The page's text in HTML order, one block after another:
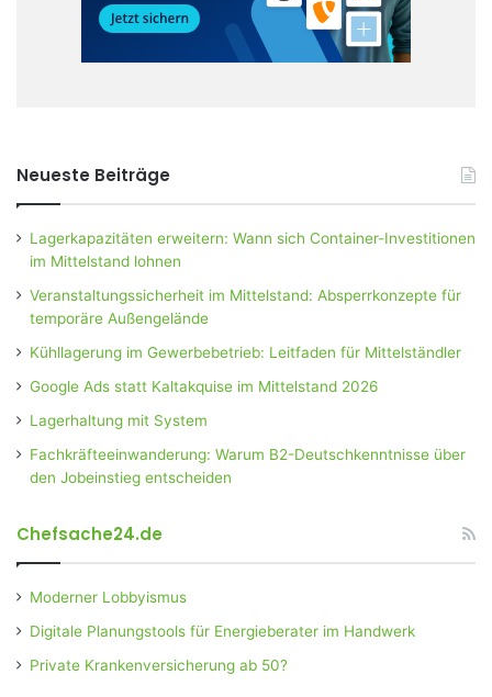
Neueste Beiträge
Lagerkapazitäten erweitern: Wann sich Container-Investitionen
im Mittelstand lohnen
Veranstaltungssicherheit im Mittelstand: Absperrkonzepte für
temporäre Außengelände
Kühllagerung im Gewerbebetrieb: Leitfaden für Mittelständler
Google Ads statt Kaltakquise im Mittelstand 2026
Lagerhaltung mit System
Fachkräfteeinwanderung: Warum B2-Deutschkenntnisse über
den Jobeinstieg entscheiden
Chefsache24.de
Moderner Lobbyismus
Digitale Planungstools für Energieberater im Handwerk
Private Krankenversicherung ab 50?